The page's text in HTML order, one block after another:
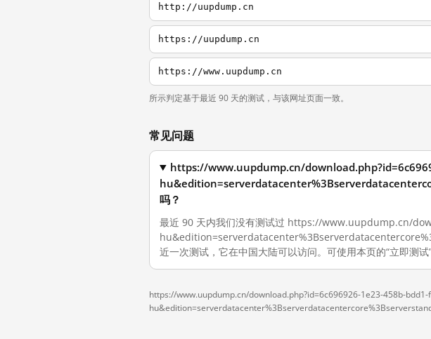
http://uupdump.cn
https://uupdump.cn
https://www.uupdump.cn
所示判定基于最近 90 天的测试，与该网址页面一致。
常见问题
https://www.uupdump.cn/
吗？
最近 90 天内我们没有测试过 https://www.uupdump.cn/
近一次测试，它在中国大陆可以访问。可使用本页的“立即测试
https://www.uupdump.cn/download.php?id=6c696926-1e23-458b-